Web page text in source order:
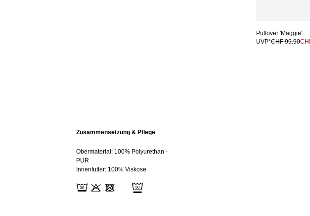
Pullover 'Maggie'
UVP*CHF 99.90
Zusammensetzung & Pflege
Obermaterial: 100% Polyurethan -
PUR
Innenfutter: 100% Viskose